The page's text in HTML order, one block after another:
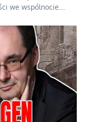
we wspólnocie.